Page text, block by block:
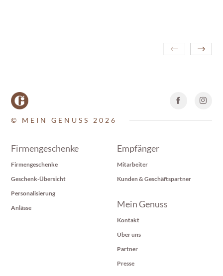
© MEIN GENUSS 2026
Firmengeschenke
Firmengeschenke
Geschenk-Übersicht
Personalisierung
Anlässe
Empfänger
Mitarbeiter
Kunden & Geschäftspartner
Mein Genuss
Kontakt
Über uns
Partner
Presse